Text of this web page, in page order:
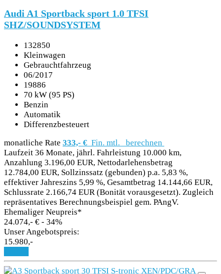
Audi A1 Sportback sport 1.0 TFSI
SHZ/SOUNDSYSTEM
132850
Kleinwagen
Gebrauchtfahrzeug
06/2017
19886
70 kW (95 PS)
Benzin
Automatik
Differenzbesteuert
monatliche Rate 333,- € Fin. mtl.
berechnen
Laufzeit 36 Monate, jährl. Fahrleistung 10.000 km,
Anzahlung 3.196,00 EUR, Nettodarlehensbetrag
12.784,00 EUR, Sollzinssatz (gebunden) p.a. 5,83 %,
effektiver Jahreszins 5,99 %, Gesamtbetrag 14.144,66 EUR,
Schlussrate 2.166,74 EUR (Bonität vorausgesetzt). Zugleich
repräsentatives Berechnungsbeispiel gem. PAngV.
Ehemaliger Neupreis*
24.074,- € - 34%
Unser Angebotspreis:
15.980,-